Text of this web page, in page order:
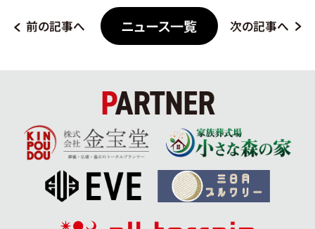
前の記事へ ニュース一覧 次の記事へ
PARTNER